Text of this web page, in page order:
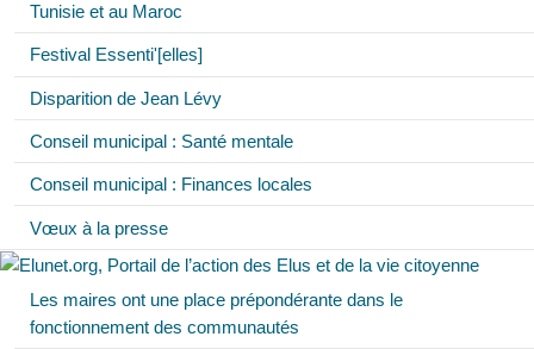
Tunisie et au Maroc
Festival Essenti'[elles]
Disparition de Jean Lévy
Conseil municipal : Santé mentale
Conseil municipal : Finances locales
Vœux à la presse
Les maires ont une place prépondérante dans le
fonctionnement des communautés